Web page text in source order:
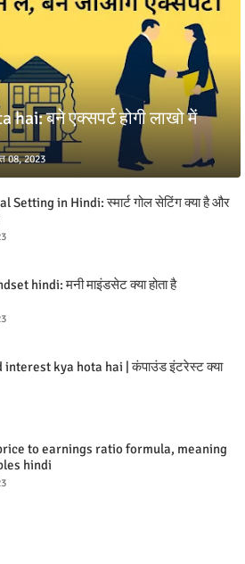
बने एक्सपर्ट होगी लाखो में
08, 2023
Setting in Hindi: स्मार्ट गोल सेटिंग क्या है और
hindi: मनी माइंडसेट क्या होता है
interest kya hota hai | कंपाउंड इंटरेस्ट क्या
to earnings ratio formula, meaning
hindi